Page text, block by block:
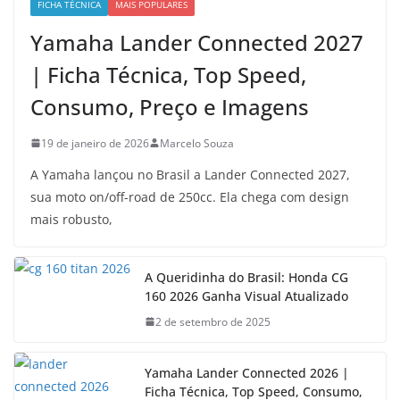
FICHA TÉCNICA MAIS POPULARES
Yamaha Lander Connected 2027
| Ficha Técnica, Top Speed,
Consumo, Preço e Imagens
19 de janeiro de 2026 Marcelo Souza
A Yamaha lançou no Brasil a Lander Connected 2027,
sua moto on/off-road de 250cc. Ela chega com design
mais robusto,
A Queridinha do Brasil: Honda CG
160 2026 Ganha Visual Atualizado
2 de setembro de 2025
Yamaha Lander Connected 2026 |
Ficha Técnica, Top Speed, Consumo,